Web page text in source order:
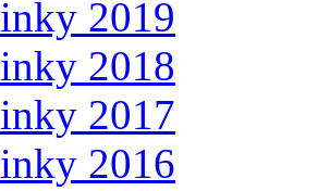
2019
2018
2017
2016